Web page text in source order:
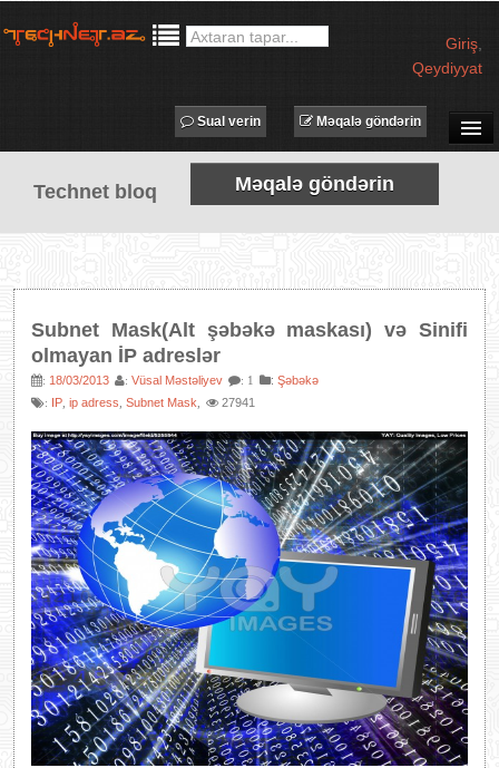
Giriş
Qeydiyyat
SUAL-CAVAB
TECHNET TV
MƏQALƏLƏR
PROQRAMLAR
AVADANLIQLAR
XƏBƏRLƏR
Məqalə göndərin
Sual verin
Technet bloq Məqalə göndərin
Subnet Mask(Alt şəbəkə maskası) və Sinifi
olmayan İP adreslər
: 18/03/2013 : Vüsal Məstəliyev : 1 : Şəbəkə
: IP ip adress Subnet Mask 27941